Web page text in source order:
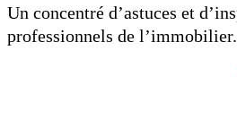
Un concentré d’astuces et
professionnels de l’immobilier.